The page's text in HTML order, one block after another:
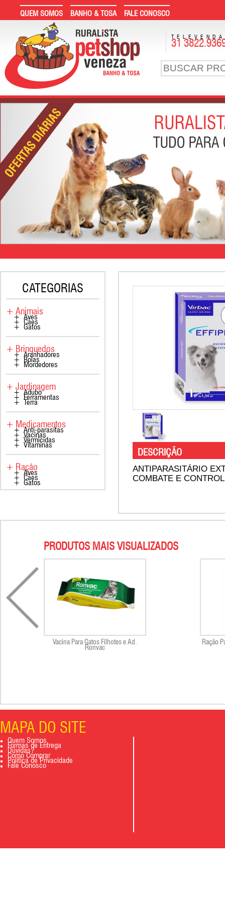
QUEM SOMOS BANHO & TOSA FALE CONOSCO
31
CATEGORIAS
+ Animais
+ Aves
+ Cães
+ Gatos
+ Brinquedos
+ Aranhadores
+ Bolas
+ Mordedores
+ Jardinagem
+ Adubo
+ Ferramentas
+ Terra
+ Medicamentos
+ Anti-parasitas
+ Vacinas
+ Vermicidas
+ Vitaminas
+ Ração
+ Aves
+ Cães
+ Gatos
DESCRIÇÃO
ANTIPARASITÁRIO
COMBATE E
PRODUTOS MAIS VISUALIZADOS
Vacina Para Gatos Filhotes e Ad.
Ronvac
Ração
MAPA DO SITE
Quem Somos
Formas de Entrega
Dúvidas?
Como Comprar
Política de Privacidade
Fale Conosco